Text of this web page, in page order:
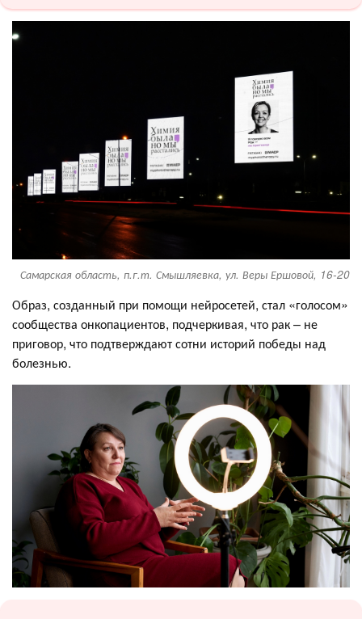
Самарская область, п.г.т. Смышляевка, ул. Веры Ершовой, 16-20
Образ, созданный при помощи нейросетей, стал «голосом»
сообщества онкопациентов, подчеркивая, что рак – не
приговор, что подтверждают сотни историй победы над
болезнью.